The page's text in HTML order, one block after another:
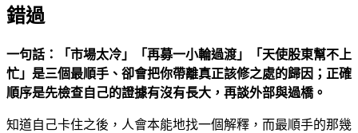
錯過
一句話：「市場太冷」「再募一小輪過渡」「天使股東幫不上
忙」是三個最順手、卻會把你帶離真正該修之處的歸因；正確
順序是先檢查自己的證據有沒有長大，再談外部與過橋。
知道自己卡住之後，人會本能地找一個解釋，而最順手的那幾